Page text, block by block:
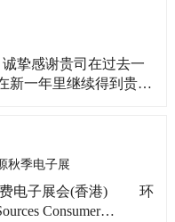
工作，现将我司放假
挚感谢贵司在过去一
新一年里继续得到贵司
，现将我司放假相关
2025
秋季电子展
子展会(香港) 环
Consumer